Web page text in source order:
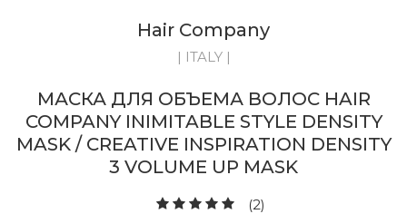
Hair Company
| ITALY |
МАСКА ДЛЯ ОБЪЕМА ВОЛОС HAIR
COMPANY INIMITABLE STYLE DENSITY
MASK / CREATIVE INSPIRATION DENSITY
3 VOLUME UP MASK
(2)